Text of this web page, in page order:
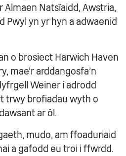
Almaen Natsïaidd, Awstria,
Pwyl yn yr hyn a adwaenid
o brosiect Harwich Haven
mae'r arddangosfa'n
Weiner i adrodd
trwy brofiadau wyth o
ar ôl.
mudo, am ffoaduriaid
a gafodd eu troi i ffwrdd.